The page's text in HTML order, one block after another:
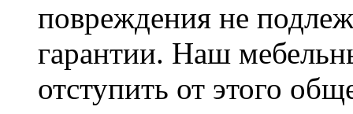
повреждения не
гарантии. Наш
отступить от этого